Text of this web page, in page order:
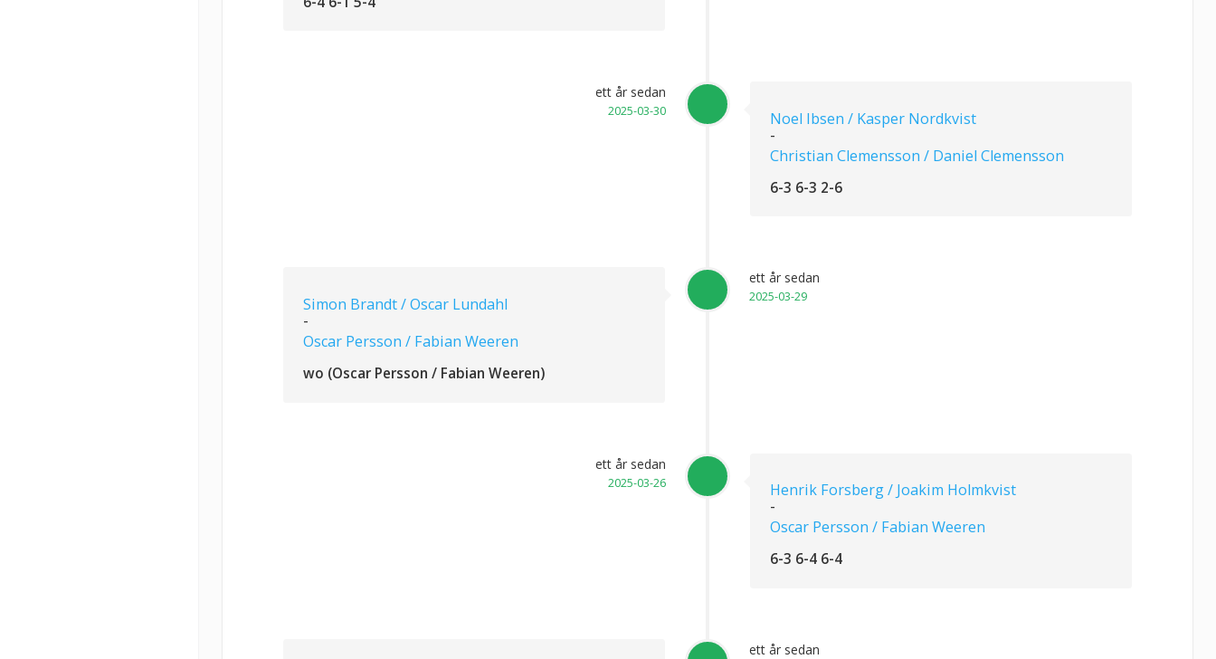
Noel Ibsen / Kasper Nordkvist
-
Christian Clemensson / Daniel Clemensson
6-3 6-3 2-6
ett år sedan
2025-03-30
Simon Brandt / Oscar Lundahl
-
Oscar Persson / Fabian Weeren
wo (Oscar Persson / Fabian Weeren)
ett år sedan
2025-03-29
Henrik Forsberg / Joakim Holmkvist
-
Oscar Persson / Fabian Weeren
6-3 6-4 6-4
ett år sedan
2025-03-26
ett år sedan